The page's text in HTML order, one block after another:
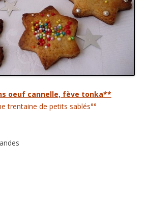
oeuf cannelle, fève tonka**
trentaine de petits sablés°°